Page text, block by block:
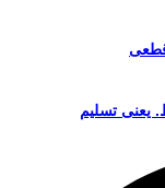
قطعی
یعنی تسلیم